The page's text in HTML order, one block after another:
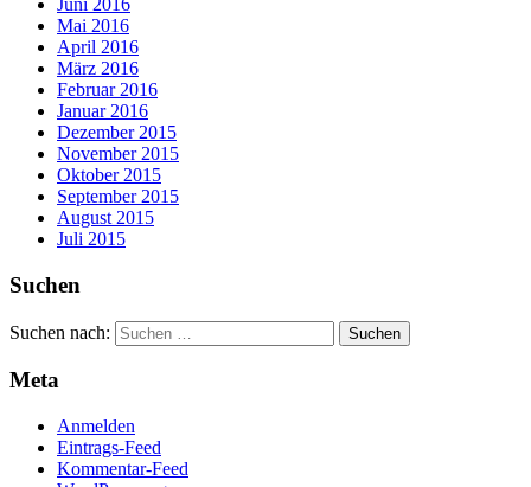
Juni 2016
Mai 2016
April 2016
März 2016
Februar 2016
Januar 2016
Dezember 2015
November 2015
Oktober 2015
September 2015
August 2015
Juli 2015
Suchen
Suchen nach:
Meta
Anmelden
Eintrags-Feed
Kommentar-Feed